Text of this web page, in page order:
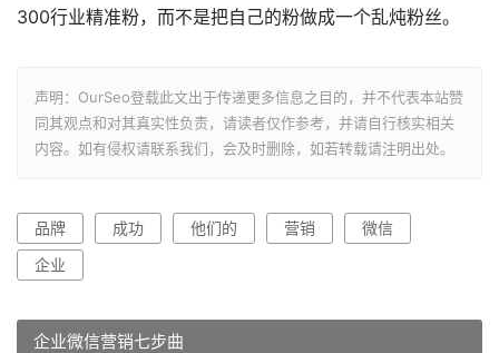
300行业精准粉，而不是把自己的粉做成一个乱炖粉丝。
声明：OurSeo登载此文出于传递更多信息之目的，并不代表本站赞
同其观点和对其真实性负责，请读者仅作参考，并请自行核实相关
内容。如有侵权请联系我们，会及时删除，如若转载请注明出处。
品牌 成功 他们的 营销
微信
企业
企业微信营销七步曲